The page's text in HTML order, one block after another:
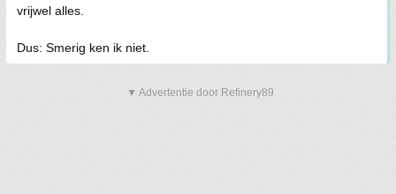
vrijwel alles.
Dus: Smerig ken ik niet.
▼ Advertentie door Refinery89